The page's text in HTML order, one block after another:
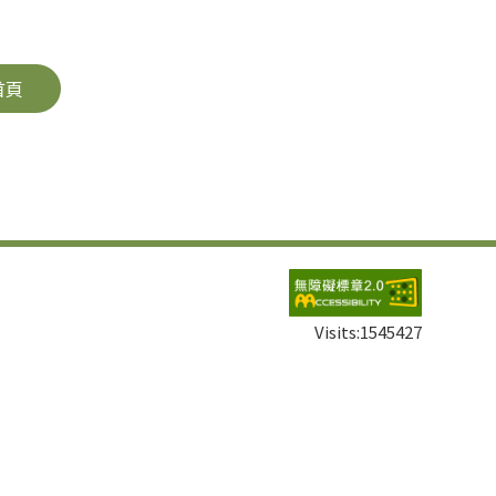
頁
Visits:1545427